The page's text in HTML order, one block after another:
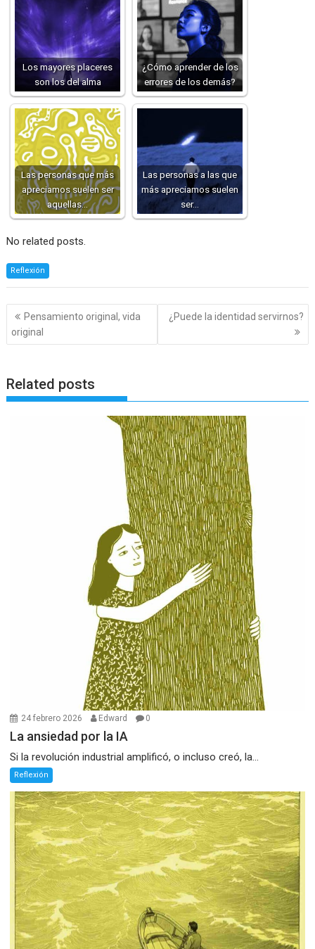
Los mayores placeres
son los del alma
¿Cómo aprender de los
errores de los demás?
Las personas que más
apreciamos suelen ser
aquellas…
Las personas a las que
más apreciamos suelen
ser…
No related posts.
Reflexión
Navegación
de
entradas
Pensamiento original, vida
original
¿Puede la identidad servirnos?
Related posts
24 febrero 2026 Edward 0
La ansiedad por la IA
Si la revolución industrial amplificó, o incluso creó, la...
Reflexión